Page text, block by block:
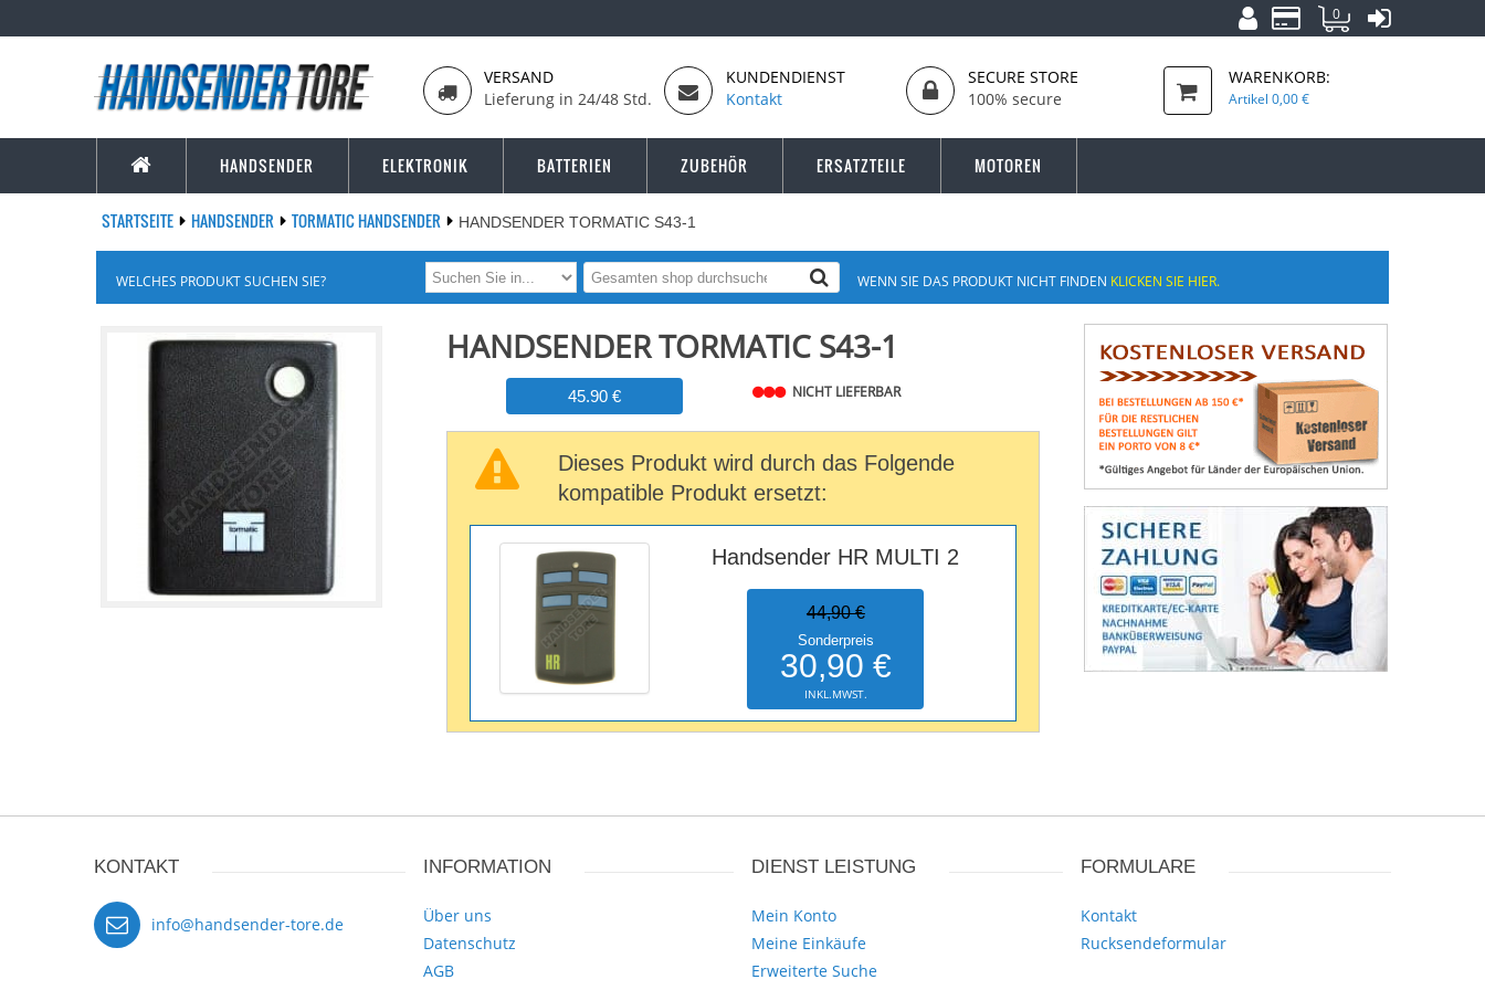
0
VERSAND
Lieferung in 24/48 Std.
KUNDENDIENST
Kontakt
SECURE STORE
100% secure
WARENKORB:
Artikel 0,00 €
HANDSENDER ELEKTRONIK BATTERIEN ZUBEHÖR ERSATZTEILE MOTOREN
STARTSEITE HANDSENDER TORMATIC HANDSENDER HANDSENDER TORMATIC S43-1
WELCHES PRODUKT SUCHEN SIE? WENN SIE DAS PRODUKT NICHT FINDEN KLICKEN SIE HIER.
HANDSENDER TORMATIC S43-1
45.90 € NICHT LIEFERBAR
Dieses Produkt wird durch das Folgende
kompatible Produkt ersetzt:
Handsender HR MULTI 2
44,90 €
Sonderpreis
30,90 €
INKL.MWST.
KONTAKT
info@handsender-tore.de
INFORMATION
Über uns
Datenschutz
AGB
DIENST LEISTUNG
Mein Konto
Meine Einkäufe
Erweiterte Suche
FORMULARE
Kontakt
Rucksendeformular